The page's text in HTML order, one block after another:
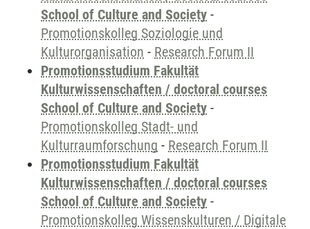
School of Culture and Society -
Promotionskolleg Soziologie und
Kulturorganisation - Research Forum II
Promotionsstudium Fakultät
Kulturwissenschaften / doctoral courses
School of Culture and Society -
Promotionskolleg Stadt- und
Kulturraumforschung - Research Forum II
Promotionsstudium Fakultät
Kulturwissenschaften / doctoral courses
School of Culture and Society -
Promotionskolleg Wissenskulturen / Digitale